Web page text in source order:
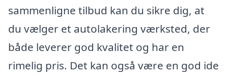
sammenligne tilbud kan du sikre dig, at
du vælger et autolakering værksted, der
både leverer god kvalitet og har en
rimelig pris. Det kan også være en god ide